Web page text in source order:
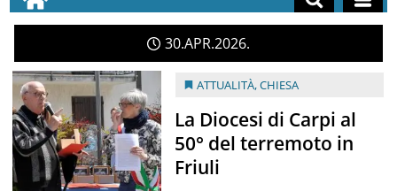
30APR2026
ATTUALITÀ,CHIESA
La Diocesi di Carpi al
50° del terremoto in
Friuli